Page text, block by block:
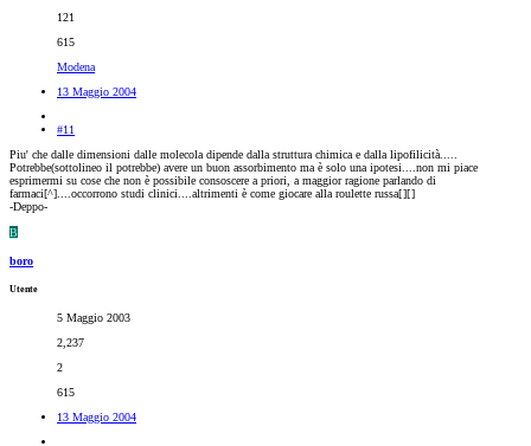
121
615
Modena
13 Maggio 2004
#11
Piu' che dalle dimensioni dalle molecola dipende dalla struttura chimica e dalla lipofilicità.....
Potrebbe(sottolineo il potrebbe) avere un buon assorbimento ma è solo una ipotesi....non mi piace
esprimermi su cose che non è possibile consoscere a priori, a maggior ragione parlando di
farmaci[^]....occorrono studi clinici....altrimenti è come giocare alla roulette russa[][]
-Deppo-
B
boro
Utente
5 Maggio 2003
2,237
2
615
13 Maggio 2004